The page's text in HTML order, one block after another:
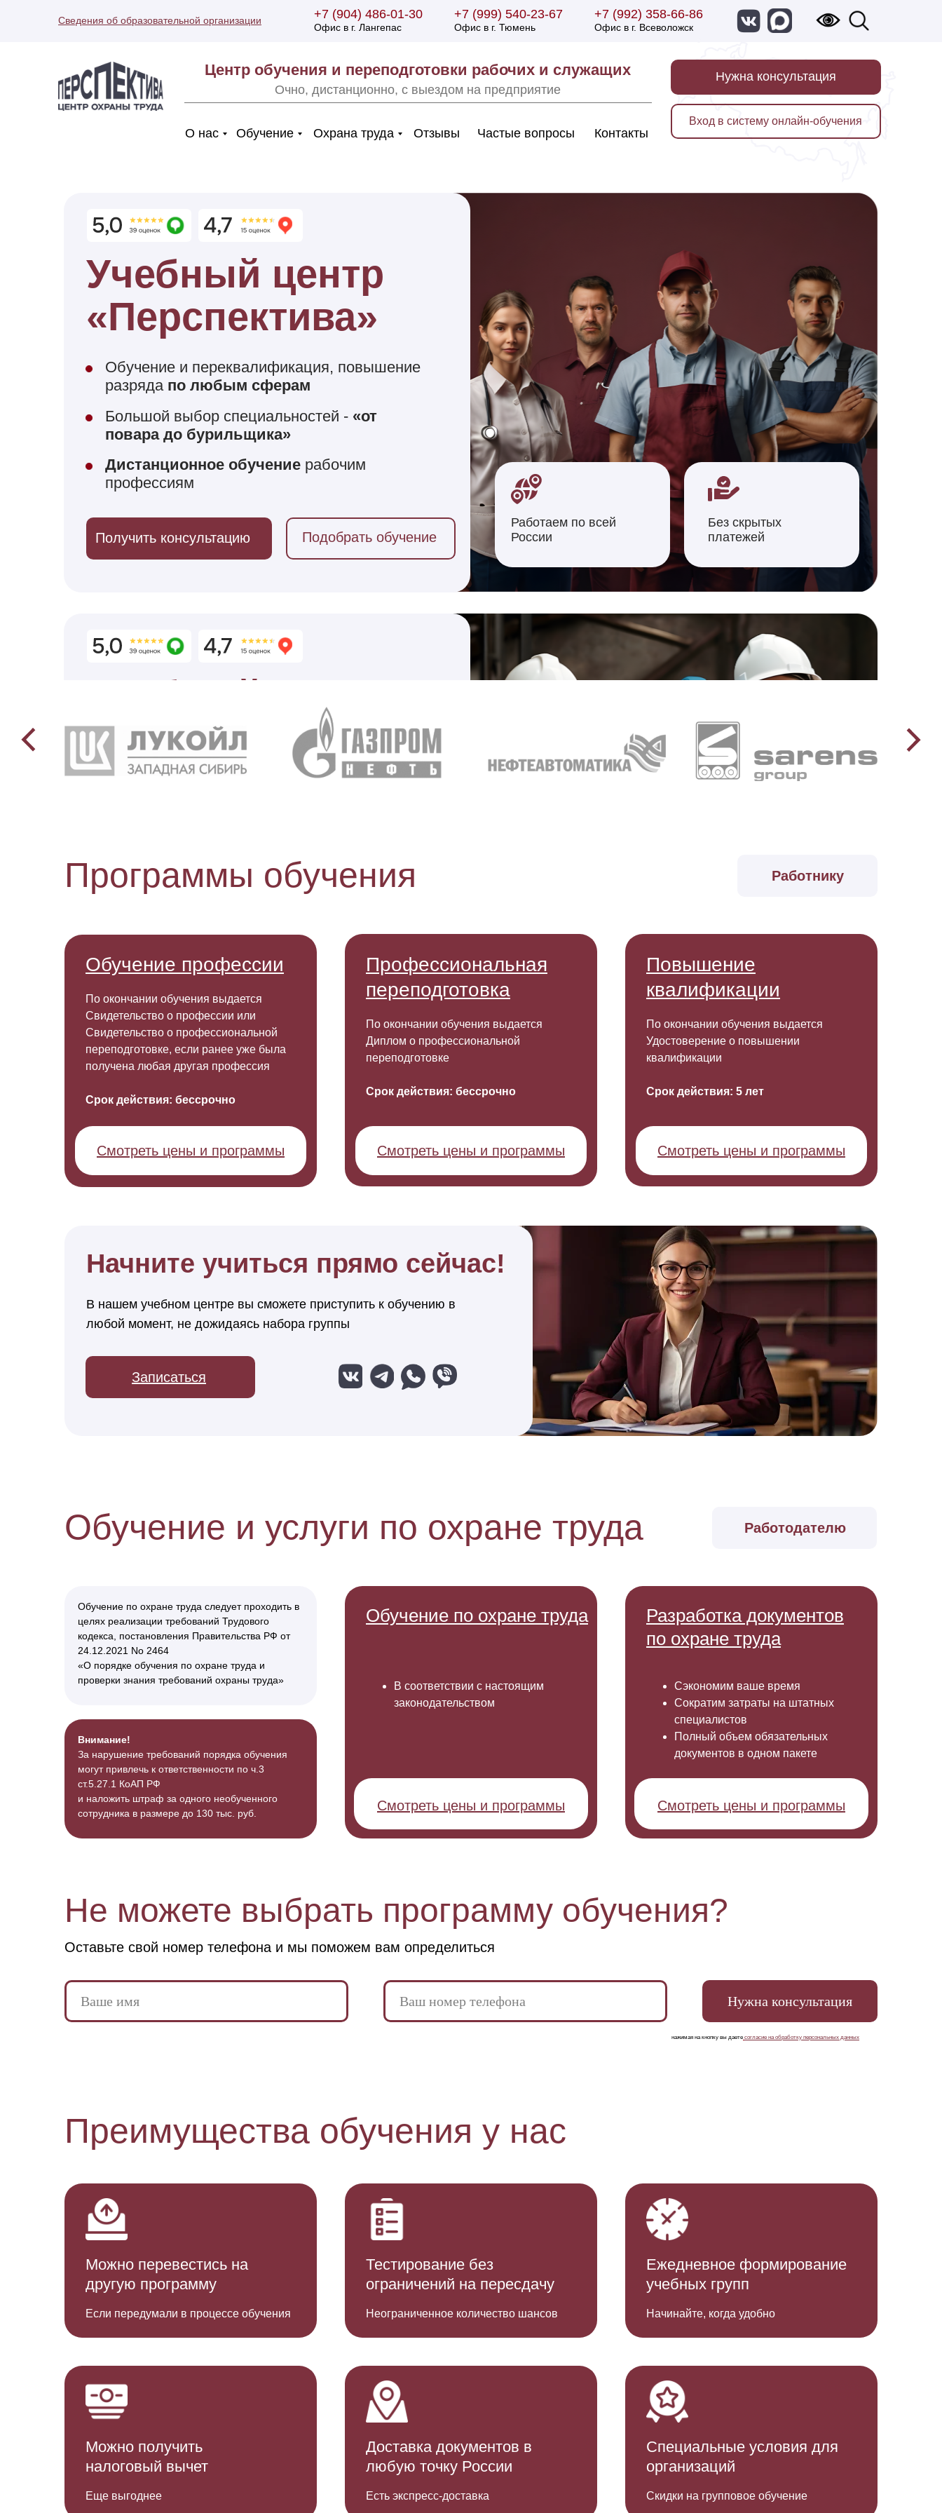
Сведения об образовательной организации
Офис в г. Лан гепас Офис в г. Тюмень
Центр обучения и переподготовки рабочих и служащих
Очно, дистанционно, с выездом на предприятие
Частые вопросы Контакты
О нас Обучение
Нужна консультация
Охрана труда
Вход в систему онлайн-обучения
+7 (904) 486-01-30 +7 (999) 540-23-67
Офис в г. Всеволожск
+7 (992) 358-66-86
Отзывы
Без скрытых
платежей
Работаем по всей
России
Получить консультацию Подобрать обучение
Учебный центр
«Перспектива»
Обучение и переквалификация, повышение
разряда по любым сферам
Большой выбор специальностей - «от
повара до бурильщика»
Дистанционное обучение рабочим
профессиям
очно, с выездом на
предприятие
Подстраиваем
процесс обучения под
ваш запрос
Получить консультацию Подобрать обучение
Учебный центр
«Перспектива»
Выгодные условия обучения и профессиональной
скидка
скидка
На групповое
На последующие
Работнику
Смотреть цены и программы
Программы обучения
По окончании обучения выдается
Свидетельство о профессии или
Свидетельство о профессиональной
переподготовке, если ранее уже была
получена любая другая профессия
Срок действия: бессрочно
Обучение профессии
По окончании обучения выдается
Диплом о профессиональной
переподготовке
Срок действия: бессрочно
Повышение
квалификации
Смотреть цены и программы
По окончании обучения выдается
Удостоверение о повышении
квалификации
Срок действия: 5 лет
Смотреть цены и программы
Профессиональная
переподготовка
Начните учиться пря мо сейчас!
В нашем учебном центре вы сможете приступить к обучению в
любой момент, не дожидаясь набора группы
Записаться
Обучение и услуги по охране труда Работодателю
Обучение по охране труда
Разработка документов
по охране труда
Смотреть цены и программы
Смотреть цены и программы
Обучение по охране труда следует проходить в
целях реализации требований Трудового
кодекса, постановления Правительства РФ от
24.12.2021 No 2464
«О порядке обучения по охране труда и
проверки знания требований охраны труда»
Сэкономим ваше время
Сократим затраты на штатных
специалистов
Полный объем обязательных
документов в одном пакете
В соответствии с настоящим
законодательством
Внимание!
За нарушение требований порядка обучения
могут привлечь к ответственности по ч.3
ст.5.27.1 КоАП РФ
и наложить штраф за одного необученного
сотрудника в размере до 130 тыс. руб.
Нужна консультация
Не можете выбрать программу обучения?
Оставьте свой номер телефона и мы поможем вам определиться
нажимая на кнопку вы даете согласие на обработку персональных данных
Можно по лучить
налоговый вычет
Еще выгоднее
Ежедн евное формирование
учебных групп
Начинайте, когда удобно
Доставка документов в
любую точку Р оссии
Есть экспресс-доставка
Специальн ые условия для
организаций
Скидки на групповое обучение
Тестир ование без
ограничений на пересдачу
Неограниченное количество шансов
Можно перевестись на
другую программу
Если передумали в процессе обучения
Преиму щества обучения у нас